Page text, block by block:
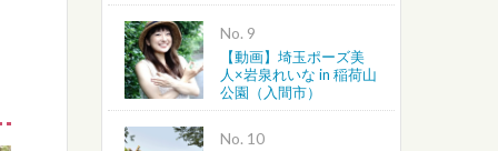
No.
【動画】埼玉ポーズ美
人×岩泉れいな in 稲荷山
公園（入間市）
No.